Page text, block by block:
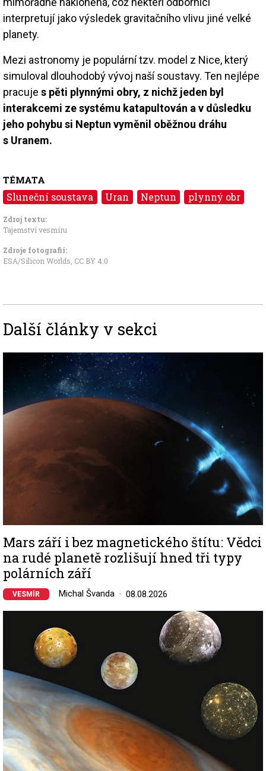
interpretují jako výsledek gravitačního vlivu jiné velké
planety.
Mezi astronomy je populární tzv. model z Nice, který
simuloval dlouhodobý vývoj naší soustavy. Ten nejlépe
pracuje s pěti plynnými obry, z nichž jeden byl
interakcemi ze systému katapultován a v důsledku
jeho pohybu si Neptun vyměnil oběžnou dráhu
s Uranem.
TÉMATA
Sluneční soustava Uran Neptun plynný obr
Zdroj textu:
Tajemství vesmíru
Zdroje fotografii:
ESA/Silicon Worlds CC BY 4.0
Další články v sekci
Image
Mars září i bez magnetického štítu: Vědci
na rudé planetě rozlišují hned tři typy
polárních září
VESMÍR Michal Švanda 08.08.2026